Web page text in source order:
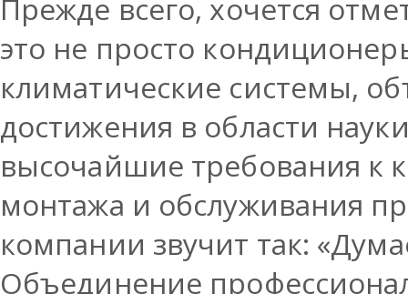
Прежде всего, хочется
это не просто
климатические системы,
достижения в области
высочайшие требования к
монтажа и обслуживания
компании звучит так:
Объединение